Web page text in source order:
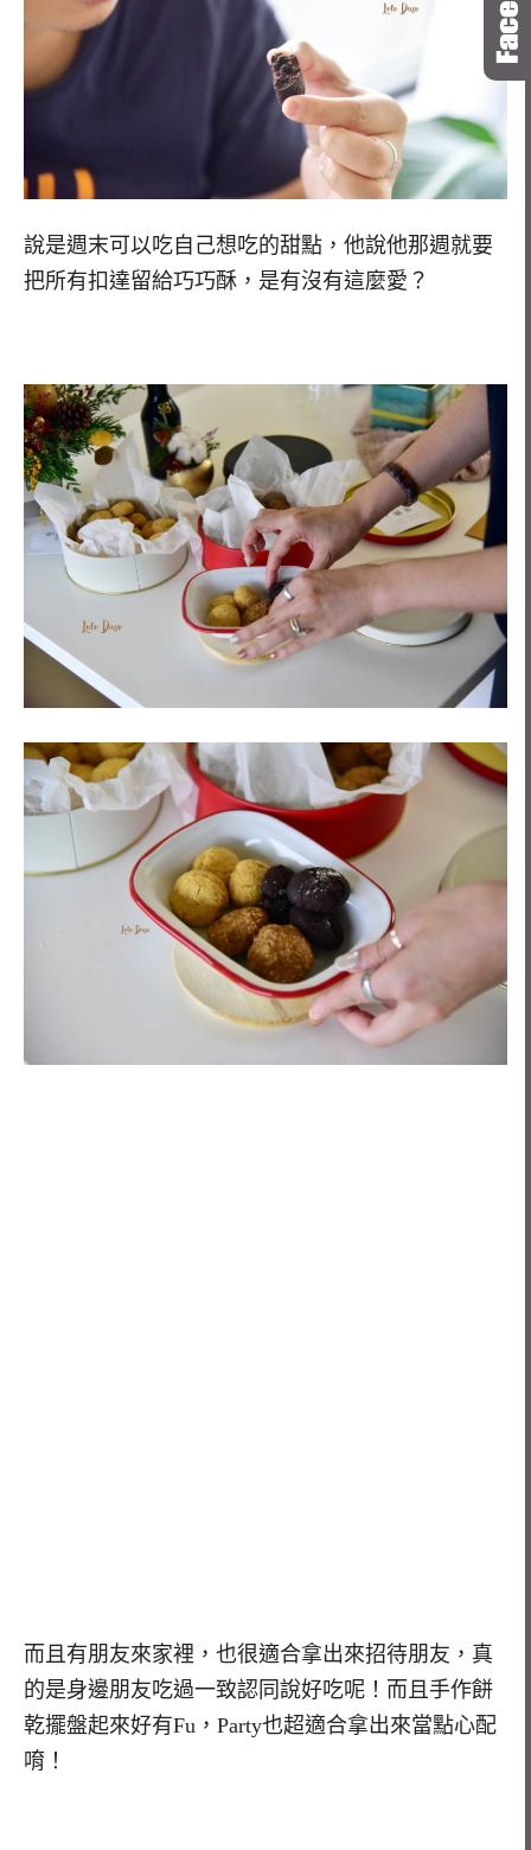
說是週末可以吃自己想吃的甜點，他說他那週就要
把所有扣達留給巧巧酥，是有沒有這麼愛？
而且有朋友來家裡，也很適合拿出來招待朋友，真
的是身邊朋友吃過一致認同說好吃呢！而且手作餅
乾擺盤起來好有Fu，Party也超適合拿出來當點心配
唷！